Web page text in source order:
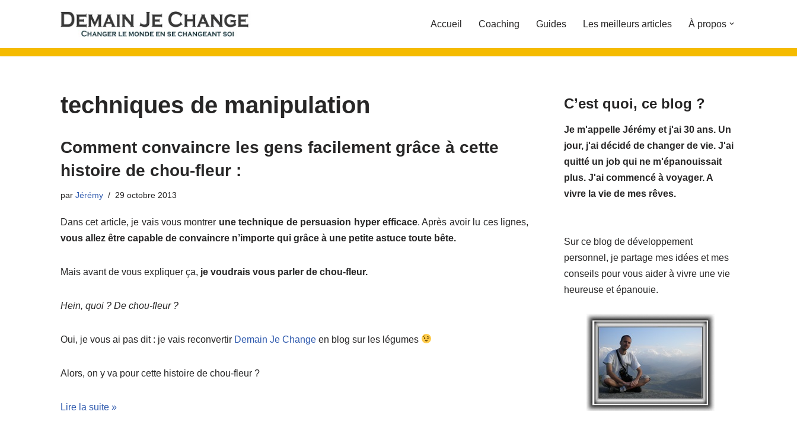
au
Accueil Coaching Guides Les meilleurs articles À propos
techniques de manipulation
Comment convaincre les gens facilement grâce à cette
histoire de chou-fleur :
par Jérémy 29 octobre 2013
Dans cet article, je vais vous montrer une technique de persuasion hyper efficace. Après avoir lu ces lignes,
vous allez être capable de convaincre n’importe qui grâce à une petite astuce toute bête.
Mais avant de vous expliquer ça, je voudrais vous parler de chou-fleur.
Hein, quoi ? De chou-fleur ?
Oui, je vous ai pas dit : je vais reconvertir Demain Je Change en blog sur les légumes
Alors, on y va pour cette histoire de chou-fleur ?
Lire la suite »
C’est quoi, ce blog ?
Je m'appelle Jérémy et j'ai 30 ans. Un
jour, j'ai décidé de changer de vie. J'ai
quitté un job qui ne m'épanouissait
plus. J'ai commencé à voyager. A
vivre la vie de mes rêves.
Sur ce blog de développement
personnel, je partage mes idées et mes
conseils pour vous aider à vivre une vie
heureuse et épanouie.